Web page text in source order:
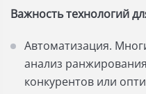
Важность технологий
Автоматизация.
анализ
конкурентов или